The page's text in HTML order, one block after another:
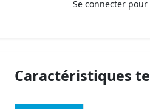
Se connecter
Caractéristiques